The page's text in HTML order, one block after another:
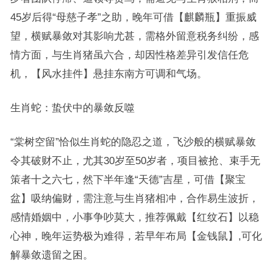
45岁后得“母慈子孝”之助，晚年可借【麒麟瓶】重振威
望，横赋暴敛对其影响尤甚，需格外留意税务纠纷，感
情方面，与生肖猪虽六合，却因性格差异引发信任危
机，【风水挂件】悬挂东南方可调和气场。
生肖蛇：蛰伏中的暴敛反噬
“棠树空留”恰似生肖蛇的隐忍之道，飞沙般的横赋暴敛
令其破财不止，尤其30岁至50岁者，项目被抢、束手无
策者十之六七，然下半年逢“天德”吉星，可借【聚宝
盆】吸纳偏财，需注意与生肖猪相冲，合作易生波折，
感情婚姻中，小事争吵莫大，推荐佩戴【红纹石】以稳
心神，晚年运势极为难得，若早年布局【金钱鼠】,可化
解暴敛遗留之困。